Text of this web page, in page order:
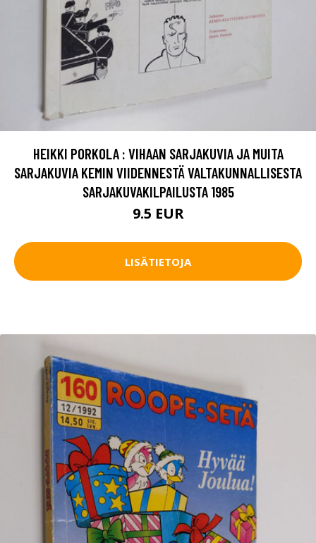
HEIKKI PORKOLA : VIHAAN SARJAKUVIA JA MUITA
SARJAKUVIA KEMIN VIIDENNESTÄ VALTAKUNNALLISESTA
SARJAKUVAKILPAILUSTA 1985
9.5 EUR
LISÄTIETOJA